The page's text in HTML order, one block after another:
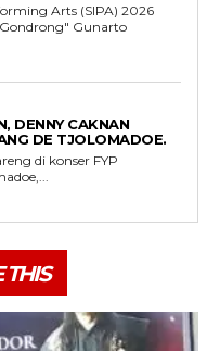
Arts (SIPA) 2026
Gunarto
DENNY CAKNAN
DE TJOLOMADOE.
di konser FYP
THIS